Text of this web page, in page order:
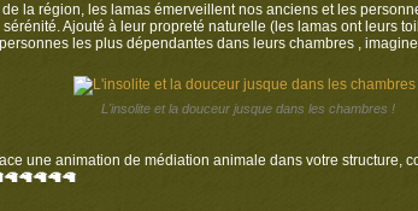
la région, les lamas émerveillent nos anciens et les
sérénité. Ajouté à leur propreté naturelle (les lamas ont leurs
les plus dépendantes dans leurs chambres ,
L'insolite et la douceur jusque dans les chambres !
une animation de médiation animale dans votre structure,